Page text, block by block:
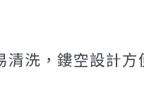
清洗，鏤空設計方